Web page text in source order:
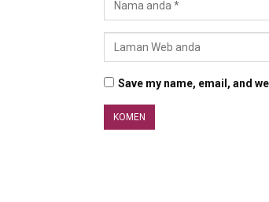
Save my name, email, and